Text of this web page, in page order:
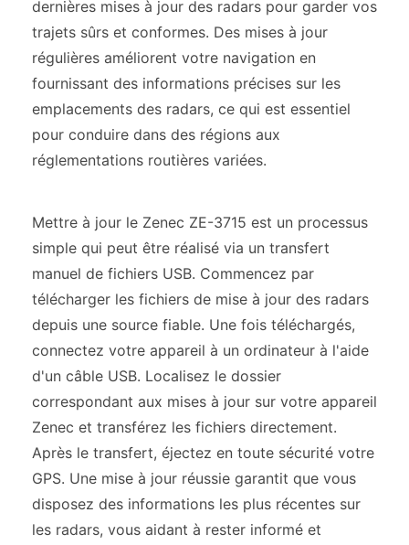
dernières mises à jour des radars pour garder vos
trajets sûrs et conformes. Des mises à jour
régulières améliorent votre navigation en
fournissant des informations précises sur les
emplacements des radars, ce qui est essentiel
pour conduire dans des régions aux
réglementations routières variées.
Mettre à jour le Zenec ZE-3715 est un processus
simple qui peut être réalisé via un transfert
manuel de fichiers USB. Commencez par
télécharger les fichiers de mise à jour des radars
depuis une source fiable. Une fois téléchargés,
connectez votre appareil à un ordinateur à l'aide
d'un câble USB. Localisez le dossier
correspondant aux mises à jour sur votre appareil
Zenec et transférez les fichiers directement.
Après le transfert, éjectez en toute sécurité votre
GPS. Une mise à jour réussie garantit que vous
disposez des informations les plus récentes sur
les radars, vous aidant à rester informé et